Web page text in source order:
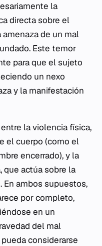
la
directa sobre el
de un mal
Este temor
para que el sujeto
un nexo
y la manifestación
la violencia física,
el cuerpo (como el
encerrado), y la
que actúa sobre la
En ambos supuestos,
por completo,
en un
del mal
considerarse